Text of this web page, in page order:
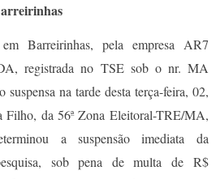
Barreirinhas, pela empresa AR7
registrada no TSE sob o nr. MA
na tarde desta terça-feira, 02,
Filho, da 56ª Zona Eleitoral-TRE/MA,
a suspensão imediata da
sob pena de multa de R$